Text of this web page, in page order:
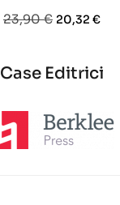
Prezzo
23,90 € Prezzo
20,32 €
Case Editrici